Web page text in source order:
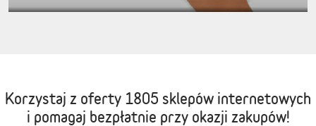
Korzystaj z oferty 1805 sklepów internetowych
i pomagaj bezpłatnie przy okazji zakupów!